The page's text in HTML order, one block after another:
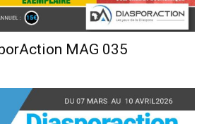
MAG 035